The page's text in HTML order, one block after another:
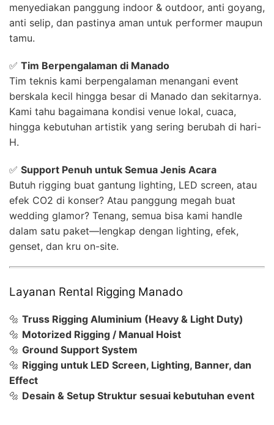
menyediakan panggung indoor & outdoor, anti goyang,
anti selip, dan pastinya aman untuk performer maupun
tamu.
✅ Tim Berpengalaman di Manado
Tim teknis kami berpengalaman menangani event
berskala kecil hingga besar di Manado dan sekitarnya.
Kami tahu bagaimana kondisi venue lokal, cuaca,
hingga kebutuhan artistik yang sering berubah di hari-
H.
✅ Support Penuh untuk Semua Jenis Acara
Butuh rigging buat gantung lighting, LED screen, atau
efek CO2 di konser? Atau panggung megah buat
wedding glamor? Tenang, semua bisa kami handle
dalam satu paket—lengkap dengan lighting, efek,
genset, dan kru on-site.
Layanan Rental Rigging Manado
🔩 Truss Rigging Aluminium (Heavy & Light Duty)
🔩 Motorized Rigging / Manual Hoist
🔩 Ground Support System
🔩 Rigging untuk LED Screen, Lighting, Banner, dan
Effect
🔩 Desain & Setup Struktur sesuai kebutuhan event